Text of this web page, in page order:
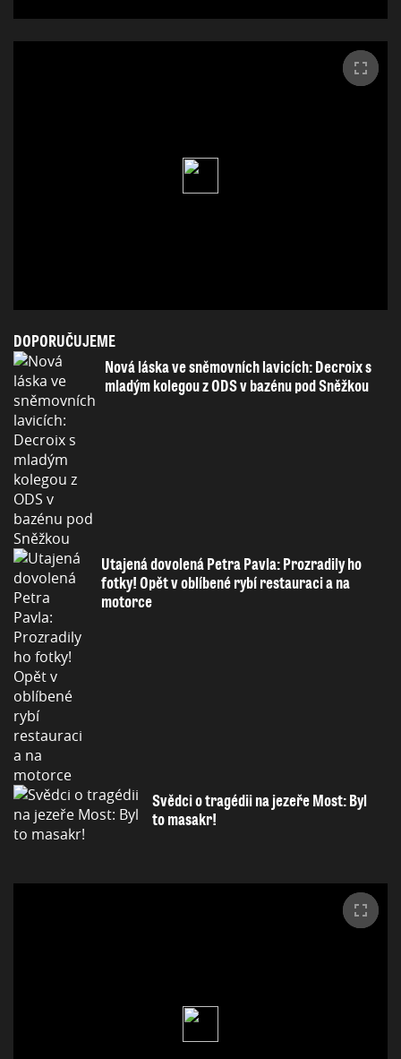
DOPORUČUJEME
Nová láska ve sněmovních lavicích: Decroix s
mladým kolegou z ODS v bazénu pod Sněžkou
Utajená dovolená Petra Pavla: Prozradily ho
fotky! Opět v oblíbené rybí restauraci a na
motorce
Svědci o tragédii na jezeře Most: Byl
to masakr!